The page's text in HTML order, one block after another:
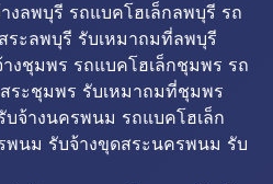
งลพบุรี รถแบคโฮเล็กลพบุรี รถ
ระลพบุรี รับเหมาถมที่ลพบุรี
งชุมพร รถแบคโฮเล็กชุมพร รถ
ระชุมพร รับเหมาถมที่ชุมพร
จ้างนครพนม รถแบคโฮเล็ก
นม รับจ้างขุดสระนครพนม รับ